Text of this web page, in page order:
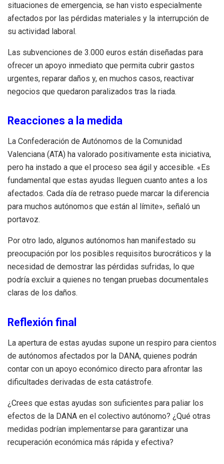
situaciones de emergencia, se han visto especialmente
afectados por las pérdidas materiales y la interrupción de
su actividad laboral.
Las subvenciones de 3.000 euros están diseñadas para
ofrecer un apoyo inmediato que permita cubrir gastos
urgentes, reparar daños y, en muchos casos, reactivar
negocios que quedaron paralizados tras la riada.
Reacciones a la medida
La Confederación de Autónomos de la Comunidad
Valenciana (ATA) ha valorado positivamente esta iniciativa,
pero ha instado a que el proceso sea ágil y accesible. «Es
fundamental que estas ayudas lleguen cuanto antes a los
afectados. Cada día de retraso puede marcar la diferencia
para muchos autónomos que están al límite», señaló un
portavoz.
Por otro lado, algunos autónomos han manifestado su
preocupación por los posibles requisitos burocráticos y la
necesidad de demostrar las pérdidas sufridas, lo que
podría excluir a quienes no tengan pruebas documentales
claras de los daños.
Reflexión final
La apertura de estas ayudas supone un respiro para cientos
de autónomos afectados por la DANA, quienes podrán
contar con un apoyo económico directo para afrontar las
dificultades derivadas de esta catástrofe.
¿Crees que estas ayudas son suficientes para paliar los
efectos de la DANA en el colectivo autónomo? ¿Qué otras
medidas podrían implementarse para garantizar una
recuperación económica más rápida y efectiva?